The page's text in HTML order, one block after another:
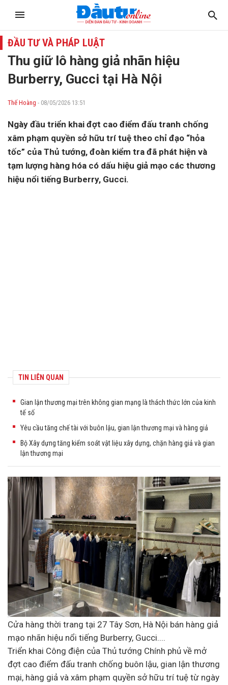
ĐẦU TƯ VÀ PHÁP LUẬT
Thu giữ lô hàng giả nhãn hiệu
Burberry, Gucci tại Hà Nội
Thế Hoàng - 08/05/2026 13:51
Ngày đầu triển khai đợt cao điểm đấu tranh chống
xâm phạm quyền sở hữu trí tuệ theo chỉ đạo “hỏa
tốc” của Thủ tướng, đoàn kiểm tra đã phát hiện và
tạm lượng hàng hóa có dấu hiệu giả mạo các thương
hiệu nổi tiếng Burberry, Gucci.
TIN LIÊN QUAN
Gian lận thương mại trên không gian mạng là thách thức lớn của kinh
tế số
Yêu cầu tăng chế tài với buôn lậu, gian lận thương mại và hàng giả
Bộ Xây dựng tăng kiểm soát vật liệu xây dựng, chặn hàng giả và gian
lận thương mại
Cửa hàng thời trang tại 27 Tây Sơn, Hà Nội bán hàng giả
mạo nhãn hiệu nổi tiếng Burberry, Gucci....
Triển khai Công điện của Thủ tướng Chính phủ về mở
đợt cao điểm đấu tranh chống buôn lậu, gian lận thương
mại, hàng giả và xâm phạm quyền sở hữu trí tuệ từ ngày